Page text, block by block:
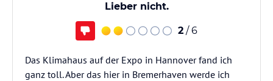
Lieber nicht.
2 / 6
Das Klimahaus auf der Expo in Hannover fand ich
ganz toll. Aber das hier in Bremerhaven werde ich